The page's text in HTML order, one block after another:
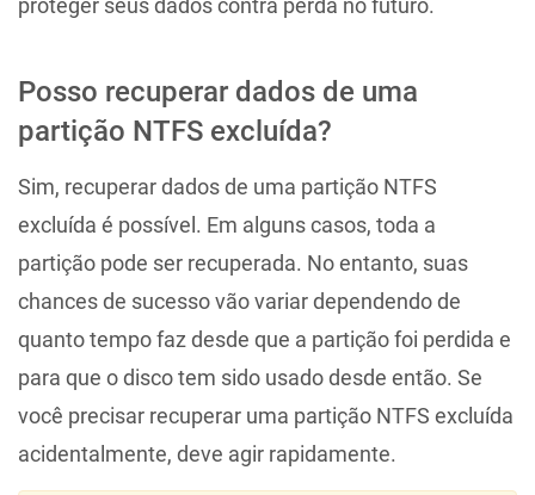
proteger seus dados contra perda no futuro.
Posso recuperar dados de uma
partição NTFS excluída?
Sim, recuperar dados de uma partição NTFS
excluída é possível. Em alguns casos, toda a
partição pode ser recuperada. No entanto, suas
chances de sucesso vão variar dependendo de
quanto tempo faz desde que a partição foi perdida e
para que o disco tem sido usado desde então. Se
você precisar recuperar uma partição NTFS excluída
acidentalmente, deve agir rapidamente.